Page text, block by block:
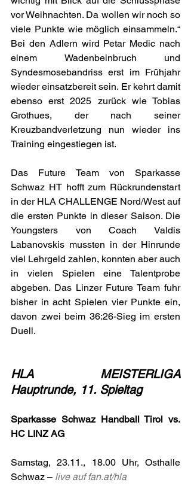
vor Weihnachten. Da wollen wir noch so
viele Punkte wie möglich einsammeln.“
Bei den Adlern wird Petar Medic nach
einem Wadenbeinbruch und
Syndesmosebandriss erst im Frühjahr
wieder einsatzbereit sein. Er kehrt damit
ebenso erst 2025 zurück wie Tobias
Grothues, der nach seiner
Kreuzbandverletzung nun wieder ins
Training eingestiegen ist.
Das Future Team von Sparkasse
Schwaz HT hofft zum Rückrundenstart
in der HLA CHALLENGE Nord/West auf
die ersten Punkte in dieser Saison. Die
Youngsters von Coach Valdis
Labanovskis mussten in der Hinrunde
viel Lehrgeld zahlen, konnten aber auch
in vielen Spielen eine Talentprobe
abgeben. Das Linzer Future Team fuhr
bisher in acht Spielen vier Punkte ein,
davon zwei beim 36:26-Sieg im ersten
Duell.
HLA MEISTERLIGA
Hauptrunde, 11. Spieltag
Sparkasse Schwaz Handball Tirol vs.
HC LINZ AG
Samstag, 23.11., 18.00 Uhr, Osthalle
Schwaz – live auf fan.at/hla